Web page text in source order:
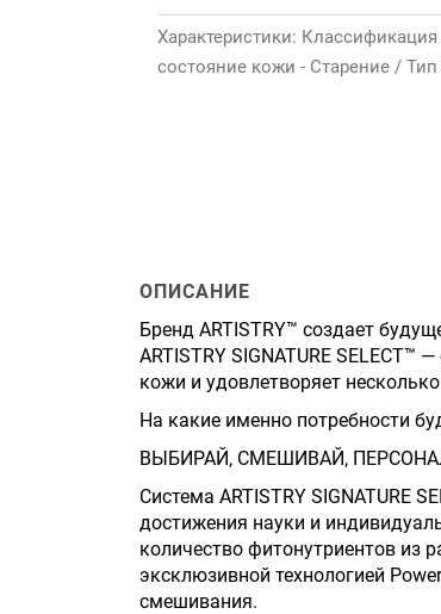
Характеристики:
состояние кожи - Старение /
ОПИСАНИЕ
Бренд ARTISTRY™ создает
ARTISTRY SIGNATURE
кожи и удовлетворяет
На какие именно потребности
ВЫБИРАЙ, СМЕШИВАЙ,
Система ARTISTRY SIGNATURE
достижения науки и
количество фитонутриентов из
эксклюзивной технологией
смешивания.